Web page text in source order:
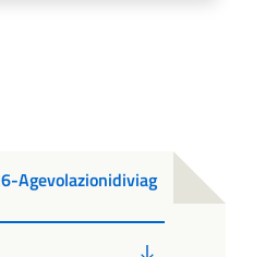
Agevolazionidiviag